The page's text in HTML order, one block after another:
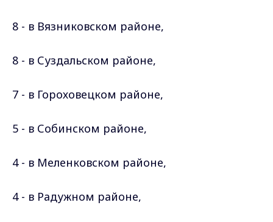
8 - в Вязниковском районе,
8 - в Суздальском районе,
7 - в Гороховецком районе,
5 - в Собинском районе,
4 - в Меленковском районе,
4 - в Радужном районе,